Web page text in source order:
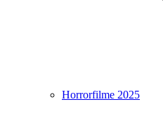
Horrorfilme 2025